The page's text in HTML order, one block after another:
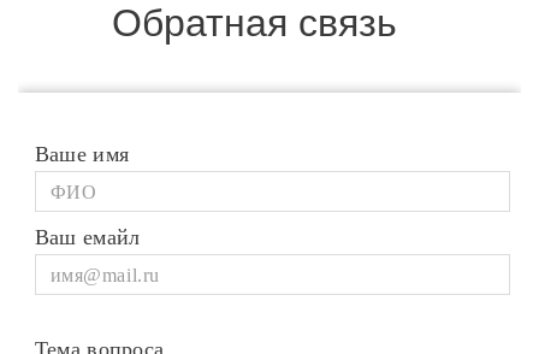
Обратная связь
Ваше имя
Ваш емайл
Тема вопроса